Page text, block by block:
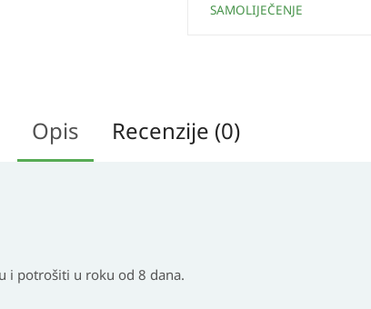
SAMOLIJEČENJE
Opis Recenzije (0)
i potrošiti u roku od 8 dana.